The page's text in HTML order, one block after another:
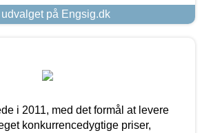
på Engsig.dk
i 2011, med det formål at levere
konkurrencedygtige priser,